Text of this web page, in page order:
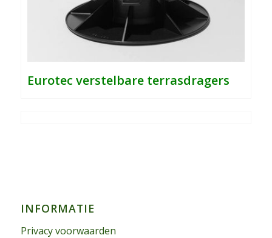
Eurotec verstelbare terrasdragers
INFORMATIE
Privacy voorwaarden